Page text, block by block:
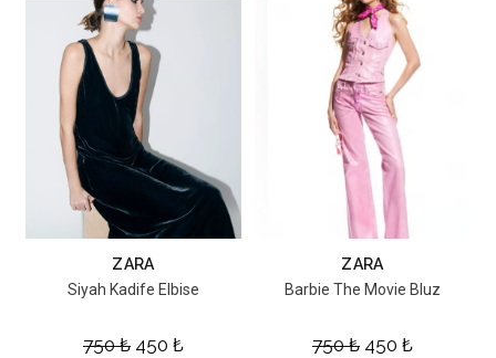
ZARA
Siyah Kadife Elbise
750₺ 450 ₺
ZARA
Barbie The Movie Bluz
750₺ 450 ₺